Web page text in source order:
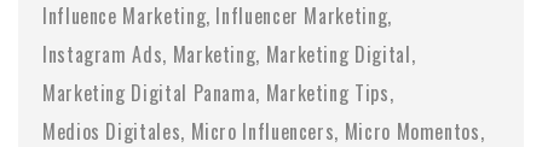
Influence Marketing Influencer Marketing
Instagram Ads Marketing Marketing Digital
Marketing Digital Panama Marketing Tips
Medios Digitales Micro Influencers Micro Momentos